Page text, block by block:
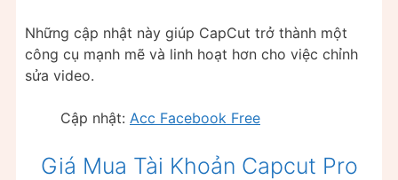
Những cập nhật này giúp CapCut trở thành một
công cụ mạnh mẽ và linh hoạt hơn cho việc chỉnh
sửa video.
Cập nhật: Acc Facebook Free
Giá Mua Tài Khoản Capcut Pro